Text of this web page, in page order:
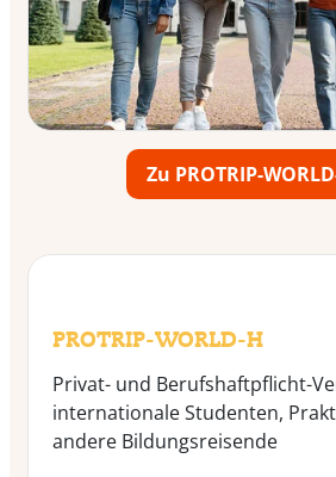
Zu PROTRIP-
PROTRIP-WORLD-H
Privat- und Berufshaftpflicht-
internationale Studenten,
andere Bildungsreisende